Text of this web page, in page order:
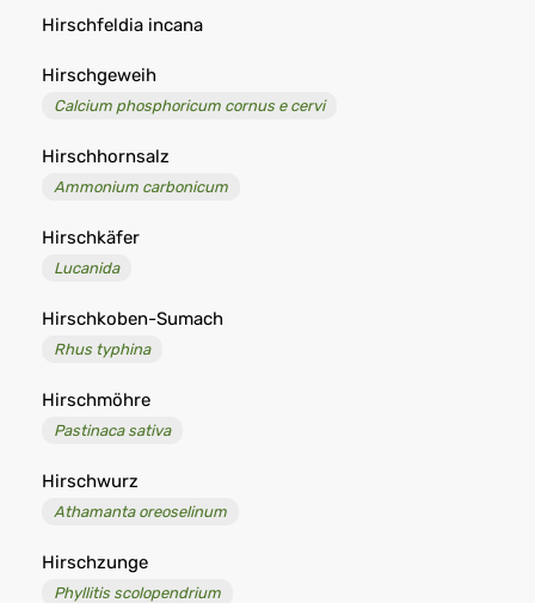
Hirschfeldia incana
Hirschgeweih
Calcium phosphoricum cornus e cervi
Hirschhornsalz
Ammonium carbonicum
Hirschkäfer
Lucanida
Hirschkoben-Sumach
Rhus typhina
Hirschmöhre
Pastinaca sativa
Hirschwurz
Athamanta oreoselinum
Hirschzunge
Phyllitis scolopendrium